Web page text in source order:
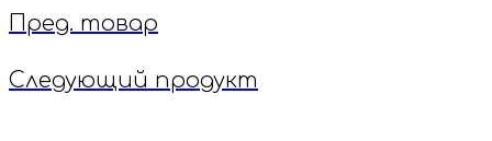
Пред. товар
Следующий продукт